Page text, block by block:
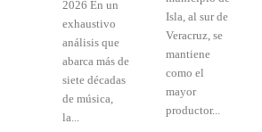
2026 En un
exhaustivo
análisis que
abarca más de
siete décadas
de música,
la...
Isla, al sur de
Veracruz, se
mantiene
como el
mayor
productor...